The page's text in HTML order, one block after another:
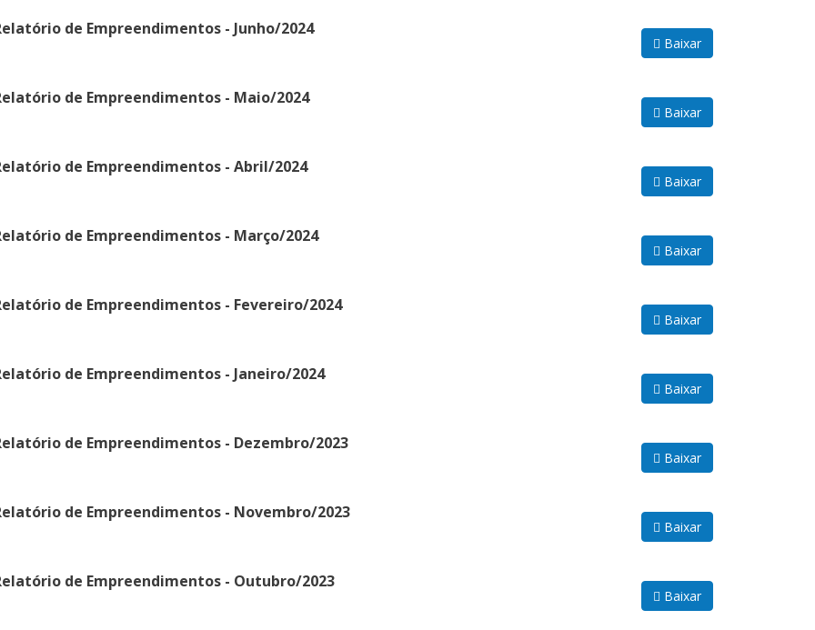
de Empreendimentos - Junho/2024
Baixar
de Empreendimentos - Maio/2024
Baixar
de Empreendimentos - Abril/2024
Baixar
de Empreendimentos - Março/2024
Baixar
de Empreendimentos - Fevereiro/2024
Baixar
de Empreendimentos - Janeiro/2024
Baixar
de Empreendimentos - Dezembro/2023
Baixar
de Empreendimentos - Novembro/2023
Baixar
de Empreendimentos - Outubro/2023
Baixar